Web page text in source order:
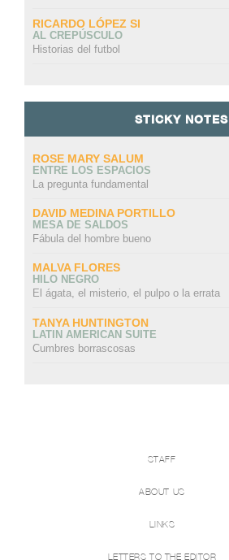
RICARDO LÓPEZ SI
AL CREPÚSCULO
Historias del futbol
STICKY NOTES
ROSE MARY SALUM
ENTRE LOS ESPACIOS
La pregunta fundamental
DAVID MEDINA PORTILLO
MESA DE SALDOS
Fábula del hombre bueno
MALVA FLORES
HILO NEGRO
El ágata, el misterio, el pulpo o la errata
TANYA HUNTINGTON
LATIN AMERICAN SUITE
Cumbres borrascosas
STAFF
ABOUT US
LINKS
LETTERS TO THE EDITOR